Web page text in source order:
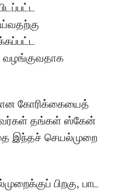
கோரிக்கையைத்
தங்கள் ஸ்கேன்
இந்தச் செயல்முறை
பிறகு, பாட